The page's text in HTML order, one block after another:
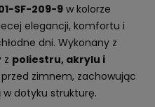
SF-209-9 w kolorze
elegancji, komfortu i
dni. Wykonany z
z poliestru, akrylu i
zimnem, zachowując
dotyku strukturę.